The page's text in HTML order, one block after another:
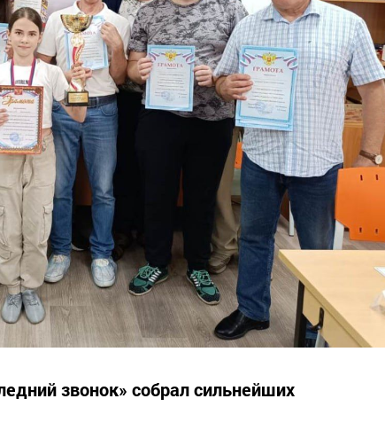
звонок» собрал сильнейших